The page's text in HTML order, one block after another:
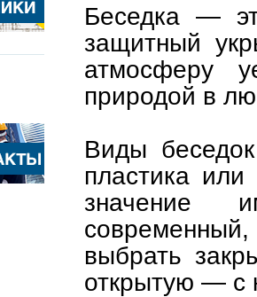
Беседка —
защитный
атмосферу
природой в
Виды
пластика
значение
выбрать
открытую — с